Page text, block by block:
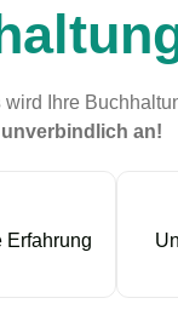
wird Ihre
unverbindlich an!
Erfahrung